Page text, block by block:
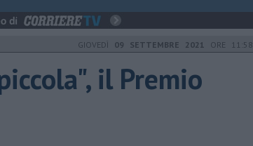
GIOVEDÌ 09 SETTEMBRE 2021 ORE 11:58
il Premio